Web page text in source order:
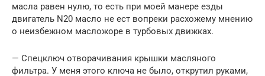
масла равен нулю, то есть при моей манере езды
двигатель N20 масло не ест вопреки расхожему мнению
о неизбежном масложоре в турбовых движках.
— Спецключ отворачивания крышки масляного
фильтра. У меня этого ключа не было, открутил руками,